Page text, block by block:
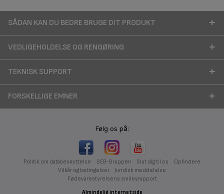
SÅDAN KAN DU BEDRE BRUGE DIT PRODUKT
VEDLIGEHOLDELSE OG RENGØRING
TEKNISK SUPPORT
FORSKELLIGE EMNER
Følg os på:
Politik om databeskyttelse SEB-Gruppen Slut dig til os
Opfindere
Vilkår og betingelser
Juridisk meddelelse
Fødevarestyrelsens smileyrapport
Almindelig internetside